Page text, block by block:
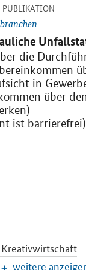
-PUBLIKATION
die
in
über
ist barrierefrei)
Strukturpolitik
weitere